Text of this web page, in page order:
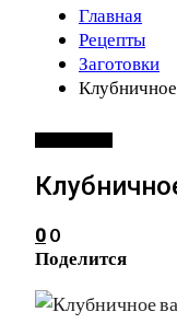
Главная
Рецепты
Заготовки
0 0
Поделится